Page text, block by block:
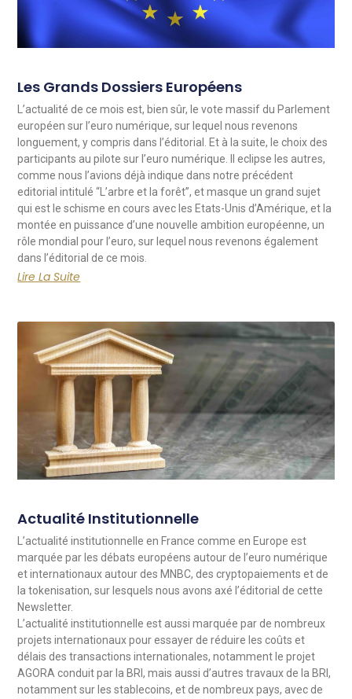
Les Grands Dossiers Européens
L’actualité de ce mois est, bien sûr, le vote massif du Parlement
européen sur l’euro numérique, sur lequel nous revenons
longuement, y compris dans l’éditorial. Et à la suite, le choix des
participants au pilote sur l’euro numérique. Il eclipse les autres,
comme nous l’avions déjà indique dans notre précédent
editorial intitulé “L’arbre et la forêt”, et masque un grand sujet
qui est le schisme en cours avec les Etats-Unis d’Amérique, et la
montée en puissance d’une nouvelle ambition européenne, un
rôle mondial pour l’euro, sur lequel nous revenons également
dans l’éditorial de ce mois.
Lire La Suite
Actualité Institutionnelle
L’actualité institutionnelle en France comme en Europe est
marquée par les débats européens autour de l’euro numérique
et internationaux autour des MNBC, des cryptopaiements et de
la tokenisation, sur lesquels nous avons axé l’éditorial de cette
Newsletter.
L’actualité institutionnelle est aussi marquée par de nombreux
projets internationaux pour essayer de réduire les coûts et
délais des transactions internationales, notamment le projet
AGORA conduit par la BRI, mais aussi d’autres travaux de la BRI,
notamment sur les stablecoins, et de nombreux pays, avec de